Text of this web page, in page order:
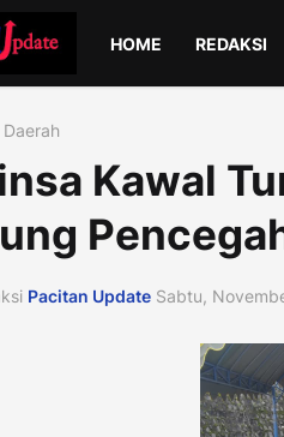
HOME REDAKSI
Daerah
Kawal
Pacitan Update Sabtu,